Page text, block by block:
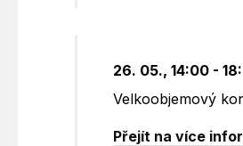
26. 05., 14:00 -
Velkoobjemový
Přejít na více